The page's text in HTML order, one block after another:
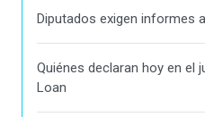
Diputados exigen informes
Quiénes declaran hoy en el
Loan